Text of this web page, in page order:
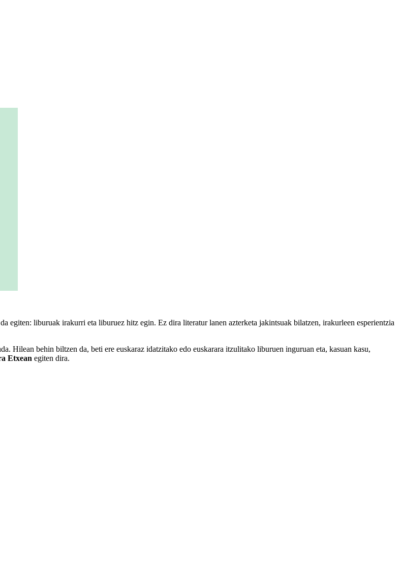
egiten: liburuak irakurri eta liburuez hitz egin. Ez dira literatur lanen azterketa jakintsuak bilatzen, irakurleen esperientzia
Hilean behin biltzen da, beti ere euskaraz idatzitako edo euskarara itzulitako liburuen inguruan eta, kasuan kasu,
Etxean egiten dira.